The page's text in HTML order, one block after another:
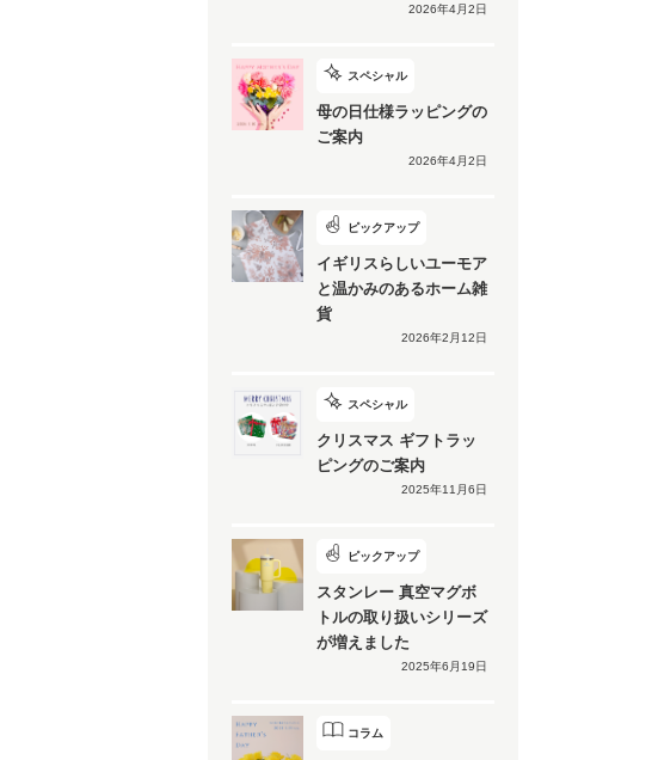
2026年4月2日
スペシャル
母の日仕様ラッピングの
ご案内
2026年4月2日
ピックアップ
イギリスらしいユーモア
と温かみのあるホーム雑
貨
2026年2月12日
スペシャル
クリスマス ギフトラッ
ピングのご案内
2025年11月6日
ピックアップ
スタンレー 真空マグボ
トルの取り扱いシリーズ
が増えました
2025年6月19日
コラム